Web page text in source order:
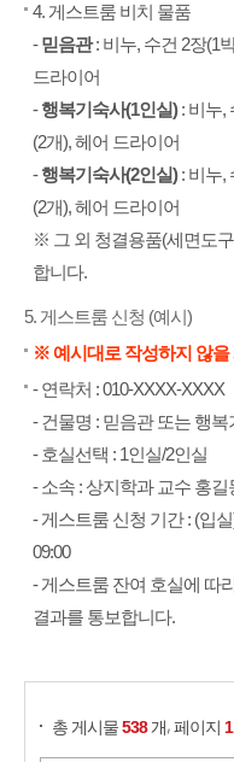
4. 게스트룸 비치 물품
-믿음관: 비누, 수건 2장(1
드라이어
-행복기숙사(1인실): 비누,
(2개), 헤어 드라이어
-행복기숙사(2인실): 비누,
(2개), 헤어 드라이어
※ 그 외 청결용품(세면도
합니다.
5. 게스트룸 신청 (예시)
※ 예시대로 작성하지 않을
- 연락처 : 010-XXXX-XXXX
- 건물명 : 믿음관 또는 행복
- 호실선택 : 1인실/2인실
- 소속 : 상지학과 교수 홍길
- 게스트룸 신청 기간 : (입실
09:00
- 게스트룸 잔여 호실에 따
결과를 통보합니다.
총 게시물538 개, 페이지 1